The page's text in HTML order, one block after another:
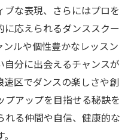
な表現、さらにはプロを
応えられるダンススクー
ルや個性豊かなレッスン
分に出会えるチャンスが
区でダンスの楽しさや創
アップを目指せる秘訣を
れる仲間や自信、健康的な